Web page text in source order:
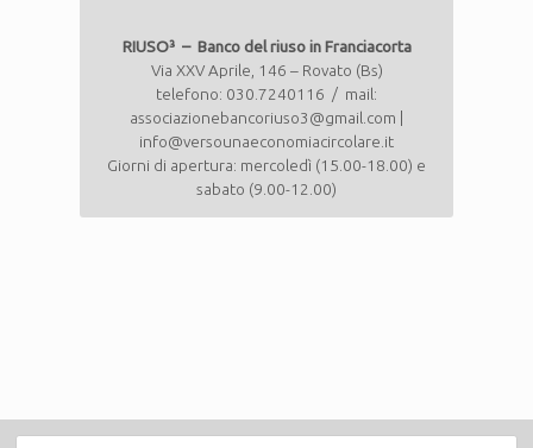
RIUSO³ – Banco del riuso in Franciacorta
Via XXV Aprile, 146 – Rovato (Bs)
telefono: 030.7240116 / mail:
associazionebancoriuso3@gmail.com |
info@versounaeconomiacircolare.it
Giorni di apertura: mercoledì (15.00-18.00) e
sabato (9.00-12.00)